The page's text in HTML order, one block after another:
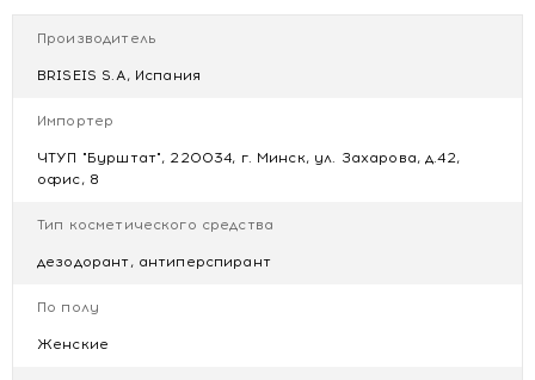
Производитель
BRISEIS S.A, Испания
Импортер
ЧТУП "Бурштат", 220034, г. Минск, ул. Захарова, д.42,
офис, 8
Тип косметического средства
дезодорант, антиперспирант
По полу
Женские